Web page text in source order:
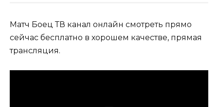
Матч Боец ТВ канал онлайн смотреть прямо
сейчас бесплатно в хорошем качестве, прямая
трансляция.